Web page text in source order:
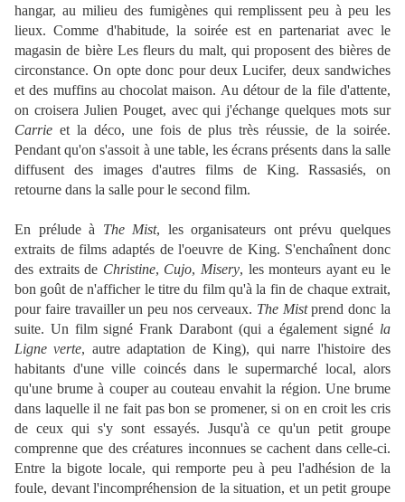
hangar, au milieu des fumigènes qui remplissent peu à peu les
lieux. Comme d'habitude, la soirée est en partenariat avec le
magasin de bière Les fleurs du malt, qui proposent des bières de
circonstance. On opte donc pour deux Lucifer, deux sandwiches
et des muffins au chocolat maison. Au détour de la file d'attente,
on croisera Julien Pouget, avec qui j'échange quelques mots sur
Carrie et la déco, une fois de plus très réussie, de la soirée.
Pendant qu'on s'assoit à une table, les écrans présents dans la salle
diffusent des images d'autres films de King. Rassasiés, on
retourne dans la salle pour le second film.
En prélude à The Mist, les organisateurs ont prévu quelques
extraits de films adaptés de l'oeuvre de King. S'enchaînent donc
des extraits de Christine, Cujo, Misery, les monteurs ayant eu le
bon goût de n'afficher le titre du film qu'à la fin de chaque extrait,
pour faire travailler un peu nos cerveaux. The Mistprend donc la
suite. Un film signé Frank Darabont (qui a également signé la
Ligne verte, autre adaptation de King), qui narre l'histoire des
habitants d'une ville coincés dans le supermarché local, alors
qu'une brume à couper au couteau envahit la région. Une brume
dans laquelle il ne fait pas bon se promener, si on en croit les cris
de ceux qui s'y sont essayés. Jusqu'à ce qu'un petit groupe
comprenne que des créatures inconnues se cachent dans celle-ci.
Entre la bigote locale, qui remporte peu à peu l'adhésion de la
foule, devant l'incompréhension de la situation, et un petit groupe